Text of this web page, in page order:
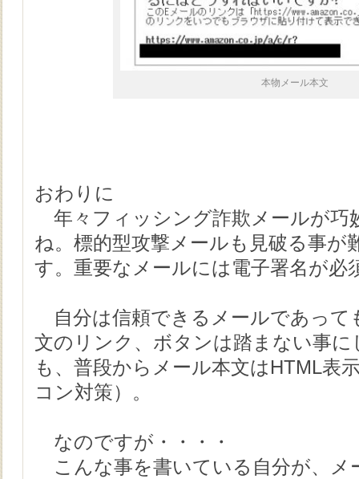
本物メール本文
おわりに
年々フィッシング詐欺メールが巧
ね。標的型攻撃メールも見破る事が
す。重要なメールには電子署名が必
自分は信頼できるメールであって
文のリンク、ボタンは踏まない事
も、普段からメール本文はHTML表
コン対策）。
なのですが・・・・
こんな事を書いている自分が、メ